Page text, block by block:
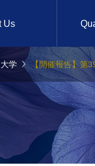
Us
日
な英語で
ダイニ
（ラン
学  【開催報告】